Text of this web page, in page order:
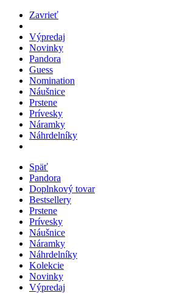
Zavrieť
Výpredaj
Novinky
Pandora
Guess
Nomination
Náušnice
Prstene
Prívesky
Náramky
Náhrdelníky
Späť
Pandora
Doplnkový tovar
Bestsellery
Prstene
Prívesky
Náušnice
Náramky
Náhrdelníky
Kolekcie
Novinky
Výpredaj